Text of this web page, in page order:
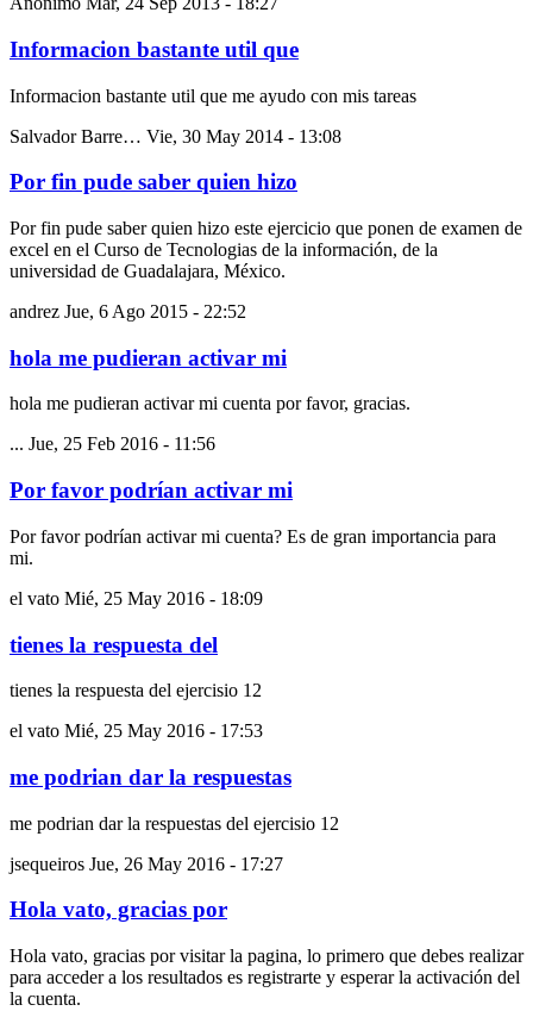
Informacion bastante util que
Informacion bastante util que me ayudo con mis tareas
Salvador Barre… Vie, 30 May 2014 - 13:08
Por fin pude saber quien hizo
Por fin pude saber quien hizo este ejercicio que ponen de examen de
excel en el Curso de Tecnologias de la información, de la
universidad de Guadalajara, México.
andrez Jue, 6 Ago 2015 - 22:52
hola me pudieran activar mi
hola me pudieran activar mi cuenta por favor, gracias.
... Jue, 25 Feb 2016 - 11:56
Por favor podrían activar mi
Por favor podrían activar mi cuenta? Es de gran importancia para
mi.
el vato Mié, 25 May 2016 - 18:09
tienes la respuesta del
tienes la respuesta del ejercisio 12
el vato Mié, 25 May 2016 - 17:53
me podrian dar la respuestas
me podrian dar la respuestas del ejercisio 12
jsequeiros Jue, 26 May 2016 - 17:27
Hola vato, gracias por
Hola vato, gracias por visitar la pagina, lo primero que debes realizar
para acceder a los resultados es registrarte y esperar la activación del
la cuenta.